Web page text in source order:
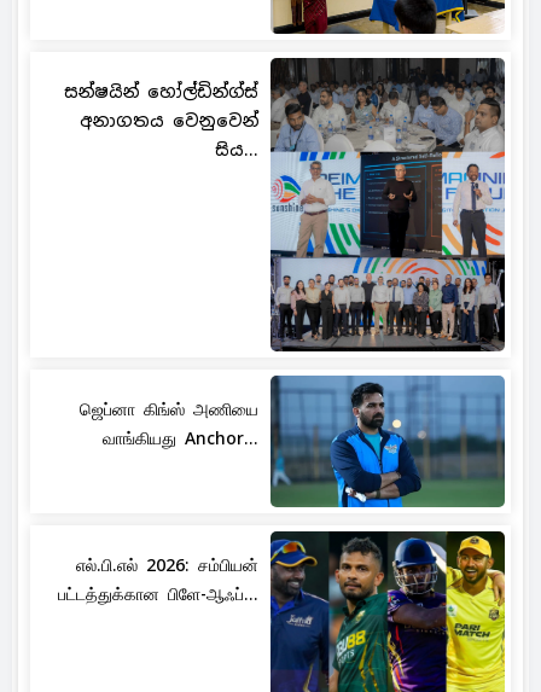
සන්ෂයින් හෝල්ඩින්ග්ස්
අනාගතය වෙනුවෙන්
සිය...
ஜெப்னா கிங்ஸ் அணியை
வாங்கியது Anchor...
எல்.பி.எல் 2026: சம்பியன்
பட்டத்துக்கான பிளே-ஆஃப்...